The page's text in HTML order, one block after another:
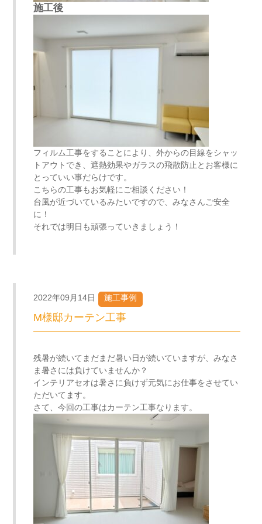
施工後
フィルム工事をすることにより、外からの目線をシャッ
トアウトでき、遮熱効果やガラスの飛散防止とお客様に
とっていい事だらけです。
こちらの工事もお気軽にご相談ください！
台風が近づいているみたいですので、みなさんご安全
に！
それでは明日も頑張っていきましょう！
2022年09月14日 施工事例
M様邸カーテン工事
残暑が続いてまだまだ暑い日が続いていますが、みなさ
ま暑さには負けていませんか？
インテリアセオは暑さに負けず元気にお仕事をさせてい
ただいてます。
さて、今回の工事はカーテン工事なります。